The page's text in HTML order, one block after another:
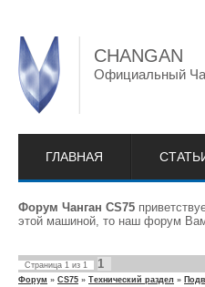
CHANGAN
Официальный
ГЛАВНАЯ
Форум Чанган CS75
этой машиной, то наш форум
Страница 1 из 1 1
Форум » CS75 » Технический раздел »